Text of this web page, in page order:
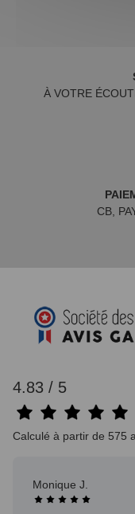
À VOTRE
CB,
4.83 / 5
Calculé à partir de 575
Monique J.